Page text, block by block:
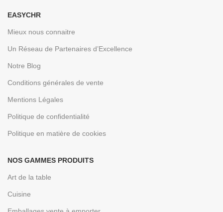
EASYCHR
Mieux nous connaitre
Un Réseau de Partenaires d’Excellence
Notre Blog
Conditions générales de vente
Mentions Légales
Politique de confidentialité
Politique en matière de cookies
NOS GAMMES PRODUITS
Art de la table
Cuisine